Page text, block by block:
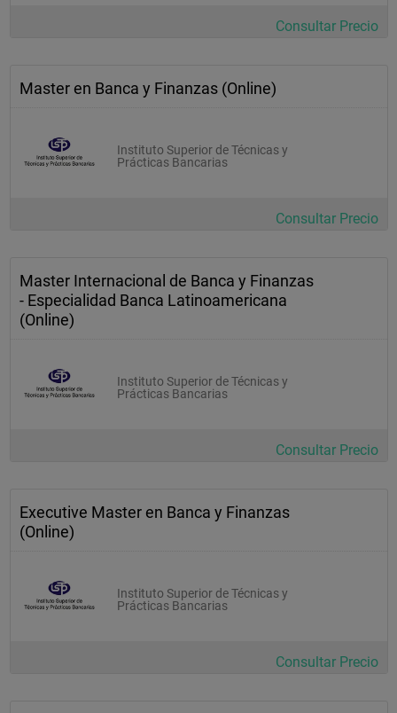
Consultar Precio
Master en Banca y Finanzas (Online)
Instituto Superior de Técnicas y
Prácticas Bancarias
Consultar Precio
Master Internacional de Banca y Finanzas
- Especialidad Banca Latinoamericana
(Online)
Instituto Superior de Técnicas y
Prácticas Bancarias
Consultar Precio
Executive Master en Banca y Finanzas
(Online)
Instituto Superior de Técnicas y
Prácticas Bancarias
Consultar Precio